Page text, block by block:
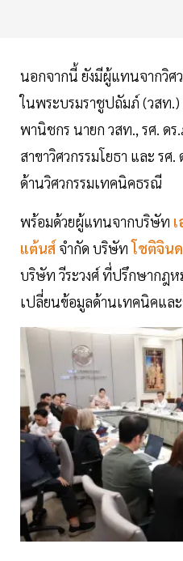
นอกจากนี้ ยังมีผู้แทนจากวิศ
ในพระบรมราชูปถัมภ์ (วสท.)
พานิชกร นายก วสท., รศ. ด
สาขาวิศวกรรมโยธา และ ร
ด้านวิศวกรรมเทคนิคธรณี
พร้อมด้วยผู้แทนจากบริษัท
แต้นส์ จำกัด บริษัทโชติจิน
บริษัท วีระวงศ์ ที่ปรึกษากฎห
เปลี่ยนข้อมูลด้านเทคนิคแล